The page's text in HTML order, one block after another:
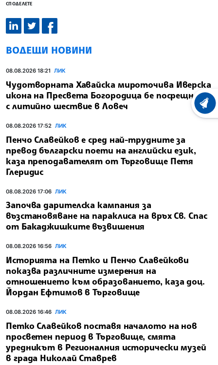
СПОДЕЛЕТЕ
ВОДЕЩИ НОВИНИ
08.08.2026 18:21 ЛИК
Чудотворната Хавайска мироточива Иверска
икона на Пресвета Богородица бе посрещната
с литийно шествие в Ловеч
08.08.2026 17:52 ЛИК
Пенчо Славейков е сред най-трудните за
превод български поети на английски език,
каза преподавателят от Търговище Петя
Глеридис
08.08.2026 17:06 ЛИК
Започва дарителска кампания за
възстановяване на параклиса на връх Св. Спас
от Бакаджишките възвишения
08.08.2026 16:56 ЛИК
Историята на Петко и Пенчо Славейкови
показва различните измерения на
отношението към образованието, каза доц.
Йордан Ефтимов в Търговище
08.08.2026 16:46 ЛИК
Петко Славейков поставя началото на нов
просветен период в Търговище, смята
уредникът в Регионалния исторически музей
в града Николай Ставрев